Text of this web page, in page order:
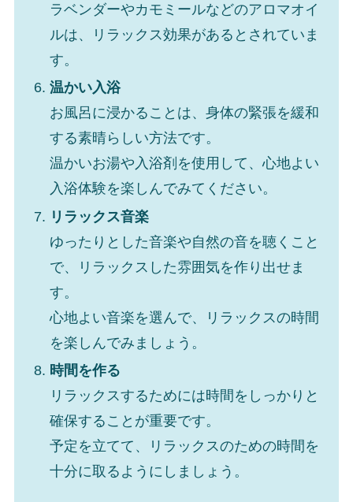
ラベンダーやカモミールなどのアロマオイ
ルは、リラックス効果があるとされていま
す。
温かい入浴
お風呂に浸かることは、身体の緊張を緩和
する素晴らしい方法です。
温かいお湯や入浴剤を使用して、心地よい
入浴体験を楽しんでみてください。
リラックス音楽
ゆったりとした音楽や自然の音を聴くこと
で、リラックスした雰囲気を作り出せま
す。
心地よい音楽を選んで、リラックスの時間
を楽しんでみましょう。
時間を作る
リラックスするためには時間をしっかりと
確保することが重要です。
予定を立てて、リラックスのための時間を
十分に取るようにしましょう。